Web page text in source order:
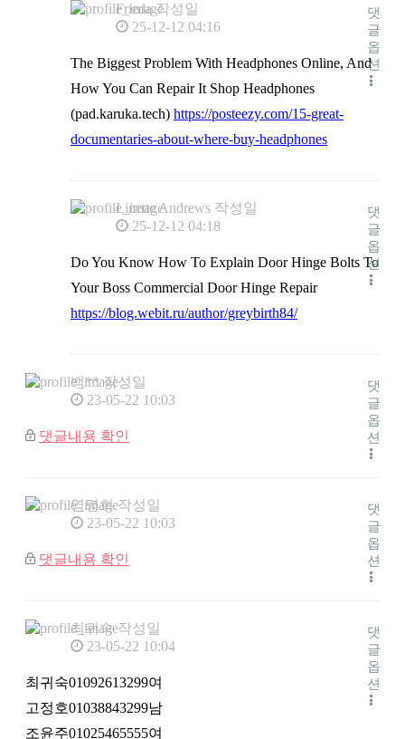
Frieda 작성일
25-12-12 04:16
The Biggest Problem With Headphones Online, And
How You Can Repair It Shop Headphones
(pad.karuka.tech) https://posteezy.com/15-great-
documentaries-about-where-buy-headphones
댓
글
옵
션
Linette Andrews 작성일
25-12-12 04:18
Do You Know How To Explain Door Hinge Bolts To
Your Boss Commercial Door Hinge Repair
https://blog.webit.ru/author/greybirth84/
댓
글
옵
션
백** 작성일
23-05-22 10:03
댓글내용 확인
댓
글
옵
션
염명희 작성일
23-05-22 10:03
댓글내용 확인
댓
글
옵
션
최귀숙 작성일
23-05-22 10:04
최귀숙01092613299여
고정호01038843299남
조윤주01025465555여
댓
글
옵
션